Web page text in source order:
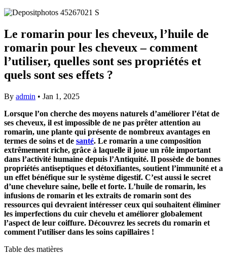
Le romarin pour les cheveux, l’huile de
romarin pour les cheveux – comment
l’utiliser, quelles sont ses propriétés et
quels sont ses effets ?
By admin • Jan 1, 2025
Lorsque l’on cherche des moyens naturels d’améliorer l’état de
ses cheveux, il est impossible de ne pas prêter attention au
romarin, une plante qui présente de nombreux avantages en
termes de soins et de santé. Le romarin a une composition
extrêmement riche, grâce à laquelle il joue un rôle important
dans l’activité humaine depuis l’Antiquité. Il possède de bonnes
propriétés antiseptiques et détoxifiantes, soutient l’immunité et a
un effet bénéfique sur le système digestif. C’est aussi le secret
d’une chevelure saine, belle et forte. L’huile de romarin, les
infusions de romarin et les extraits de romarin sont des
ressources qui devraient intéresser ceux qui souhaitent éliminer
les imperfections du cuir chevelu et améliorer globalement
l’aspect de leur coiffure. Découvrez les secrets du romarin et
comment l’utiliser dans les soins capillaires !
Table des matières